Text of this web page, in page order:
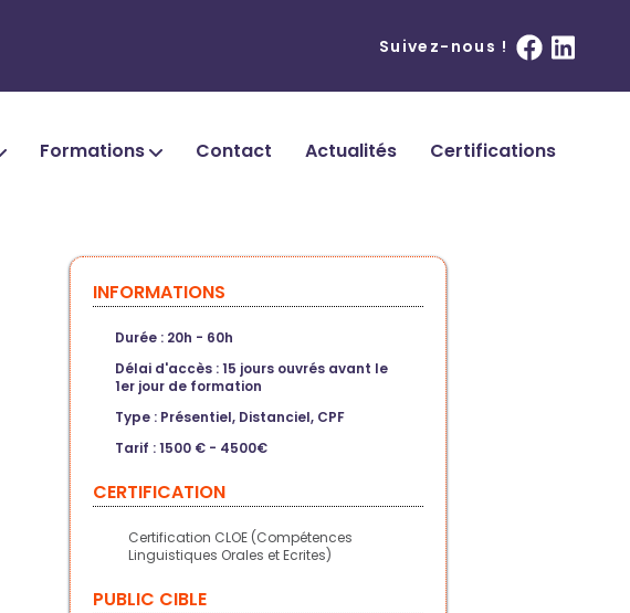
Suivez-nous !
Formations Contact Actualités Certifications
INFORMATIONS
Durée : 20h - 60h
Délai d'accès : 15 jours ouvrés avant le
1er jour de formation
Type : Présentiel, Distanciel, CPF
Tarif : 1500 € - 4500€
CERTIFICATION
Certification CLOE (Compétences
Linguistiques Orales et Ecrites)
PUBLIC CIBLE